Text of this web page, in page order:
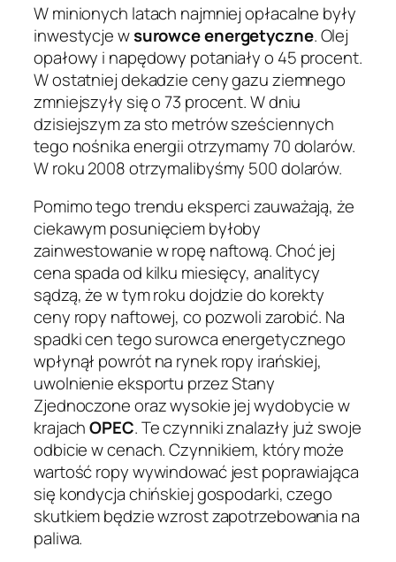
W minionych latach najmniej opłacalne były
inwestycje wsurowce energetyczne. Olej
opałowy i napędowy potaniały o 45 procent.
W ostatniej dekadzie ceny gazu ziemnego
zmniejszyły się o 73 procent. W dniu
dzisiejszym za sto metrów sześciennych
tego nośnika energii otrzymamy 70 dolarów.
W roku 2008 otrzymalibyśmy 500 dolarów.
Pomimo tego trendu eksperci zauważają, że
ciekawym posunięciem byłoby
zainwestowanie w ropę naftową. Choć jej
cena spada od kilku miesięcy, analitycy
sądzą, że w tym roku dojdzie do korekty
ceny ropy naftowej, co pozwoli zarobić. Na
spadki cen tego surowca energetycznego
wpłynął powrót na rynek ropy irańskiej,
uwolnienie eksportu przez Stany
Zjednoczone oraz wysokie jej wydobycie w
krajachOPEC. Te czynniki znalazły już swoje
odbicie w cenach. Czynnikiem, który może
wartość ropy wywindować jest poprawiająca
się kondycja chińskiej gospodarki, czego
skutkiem będzie wzrost zapotrzebowania na
paliwa.